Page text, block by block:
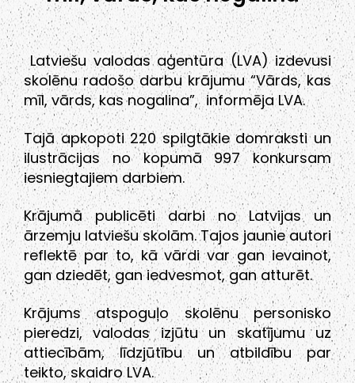
Latviešu valodas aģentūra (LVA) izdevusi
skolēnu radošo darbu krājumu “Vārds, kas
mīl, vārds, kas nogalina”, informēja LVA.
Tajā apkopoti 220 spilgtākie domraksti un
ilustrācijas no kopumā 997 konkursam
iesniegtajiem darbiem.
Krājumā publicēti darbi no Latvijas un
ārzemju latviešu skolām. Tajos jaunie autori
reflektē par to, kā vārdi var gan ievainot,
gan dziedēt, gan iedvesmot, gan atturēt.
Krājums atspoguļo skolēnu personisko
pieredzi, valodas izjūtu un skatījumu uz
attiecībām, līdzjūtību un atbildību par
teikto, skaidro LVA.